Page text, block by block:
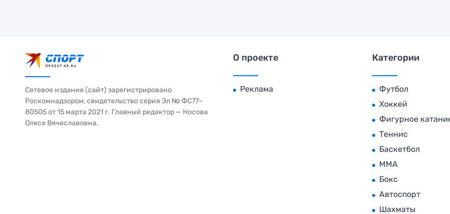
Сетевое издание (сайт) зарегистрировано
Роскомнадзором, свидетельство серия Эл № ФС77-
80505 от 15 марта 2021 г. Главный редактор — Носова
Олеся Вячеславовна.
О проекте
Реклама
Категории
Футбол
Хоккей
Фигурное
Теннис
Баскетбол
MMA
Бокс
Автоспорт
Шахматы